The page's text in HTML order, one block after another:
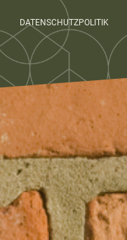
DATENSCHUTZPOLITIK